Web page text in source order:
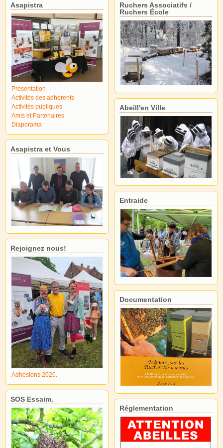
Asapistra
Présentation
Activités des adhérents
Activités publiques
Amis et Partenaires.
Diaporama
Asapistra et Vous
Rejoignez nous!
Adhésions 2026.
SOS Essaim.
Ruchers Associatifs /
Ruchers École
Abeill'en Ville
Entraide
Documentation
Réglementation